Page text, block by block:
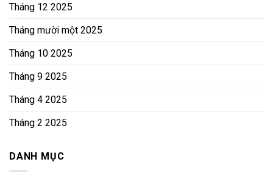
Tháng 12 2025
Tháng mười một 2025
Tháng 10 2025
Tháng 9 2025
Tháng 4 2025
Tháng 2 2025
DANH MỤC